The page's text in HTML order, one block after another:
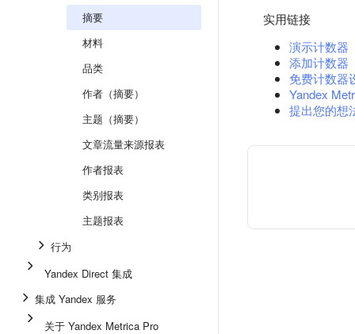
摘要
材料
品类
作者（摘要）
主题（摘要）
文章流量来源报表
作者报表
类别报表
主题报表
行为
Yandex Direct 集成
集成 Yandex 服务
关于 Yandex Metrica Pro
实用链接
演示计数器
添加计数器
免费计数器
Yandex
提出您的想